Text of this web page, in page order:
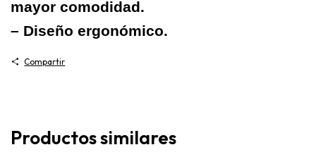
mayor comodidad.
– Diseño ergonómico.
Compartir
Productos similares